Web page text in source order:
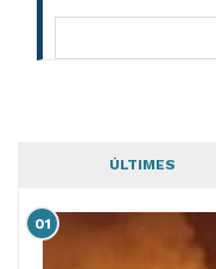
ÚLTIMES
01